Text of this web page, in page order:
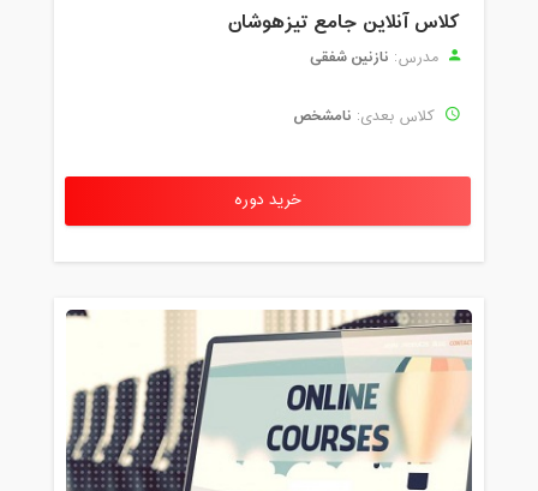
کلاس آنلاین جامع تیزهوشان
مدرس: نازنین شفقی
کلاس بعدی: نامشخص
خرید دوره